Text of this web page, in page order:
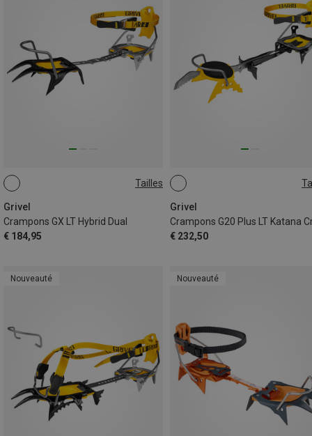
Tailles
Grivel
Crampons GX LT Hybrid Dual
€ 184,95
ONE SIZE
Grivel
€ 232,50
ONE SIZE
Nouveauté Nouveauté